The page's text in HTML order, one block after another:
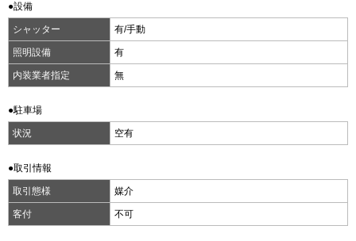
●設備
シャッター 有/手動
照明設備 有
内装業者指定 無
●駐車場
状況 空有
●取引情報
取引態様 媒介
客付 不可